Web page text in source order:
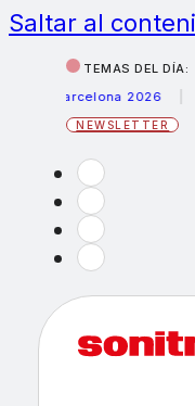
Saltar al
TEMAS DEL DÍA:
Barcelona 2026
NEWSLETTER